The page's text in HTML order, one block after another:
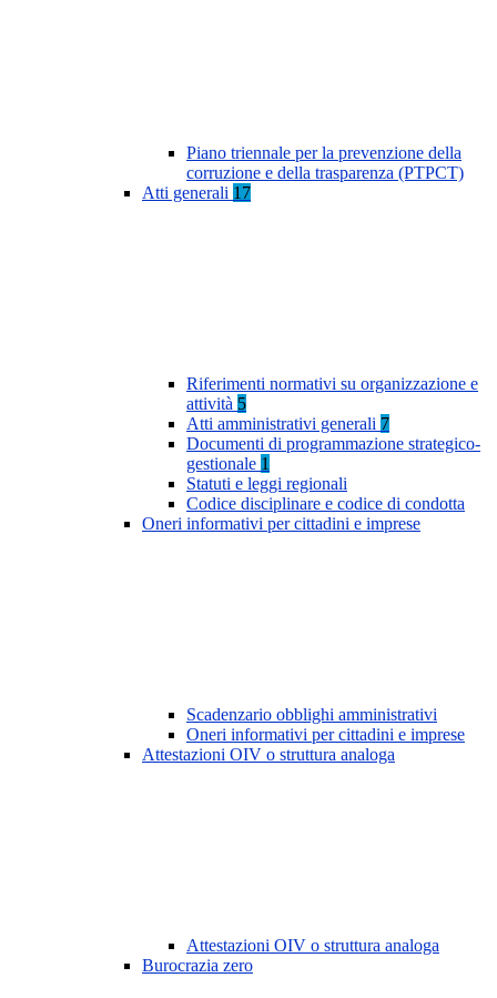
Piano triennale per la prevenzione della
corruzione e della trasparenza (PTPCT)
Atti generali 17
Riferimenti normativi su organizzazione e
attività 5
Atti amministrativi generali 7
Documenti di programmazione strategico-
gestionale 1
Statuti e leggi regionali
Codice disciplinare e codice di condotta
Oneri informativi per cittadini e imprese
Scadenzario obblighi amministrativi
Oneri informativi per cittadini e imprese
Attestazioni OIV o struttura analoga
Attestazioni OIV o struttura analoga
Burocrazia zero